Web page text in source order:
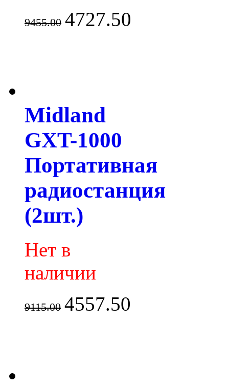
9455.00 4727.50
Midland
GXT-1000
Портативная
радиостанция
(2шт.)
Нет в
наличии
9115.00 4557.50